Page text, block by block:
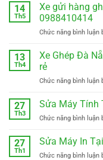
14
Th5
Xe gửi hàng
0988410414
Chức năng bình luận
13
Th4
Xe Ghép Đà
rẻ
Chức năng bình luận
27
Th3
Sửa Máy Tính
Chức năng bình luận
27
Th1
Sửa Máy In
Chức năng bình luận